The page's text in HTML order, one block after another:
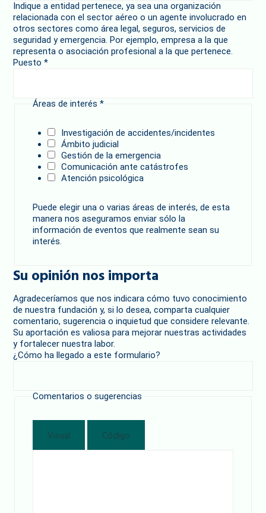
Indique a entidad pertenece, ya sea una organización
relacionada con el sector aéreo o un agente involucrado en
otros sectores como área legal, seguros, servicios de
seguridad y emergencia. Por ejemplo, empresa a la que
representa o asociación profesional a la que pertenece.
Puesto*
Áreas de interés*
Investigación de accidentes/incidentes
Ámbito judicial
Gestión de la emergencia
Comunicación ante catástrofes
Atención psicológica
Puede elegir una o varias áreas de interés, de esta
manera nos aseguramos enviar sólo la
información de eventos que realmente sean su
interés.
Su opinión nos importa
Agradeceríamos que nos indicara cómo tuvo conocimiento
de nuestra fundación y, si lo desea, comparta cualquier
comentario, sugerencia o inquietud que considere relevante.
Su aportación es valiosa para mejorar nuestras actividades
y fortalecer nuestra labor.
¿Cómo ha llegado a este formulario?
Comentarios o sugerencias
Visual Código